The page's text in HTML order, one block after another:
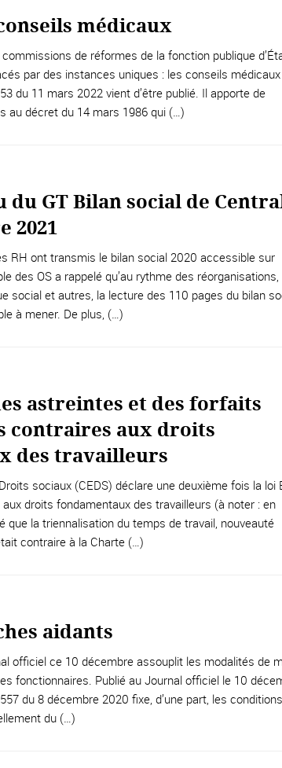
médicaux
de réformes de la fonction publique
par des instances uniques : les conseils médicaux
du 11 mars 2022 vient d’être publié. Il apporte de
au décret du 14 mars 1986 qui (…)
du GT Bilan social de
2021
RH ont transmis le bilan social 2020 accessible sur
des OS a rappelé qu’au rythme des réorganisations,
social et autres, la lecture des 110 pages du bilan
à mener. De plus, (…)
astreintes et des forfaits
contraires aux droits
des travailleurs
sociaux (CEDS) déclare une deuxième fois la loi
droits fondamentaux des travailleurs (à noter : en
que la triennalisation du temps de travail, nouveauté
contraire à la Charte (…)
aidants
officiel ce 10 décembre assouplit les modalités de
fonctionnaires. Publié au Journal officiel le 10
du 8 décembre 2020 fixe, d’une part, les conditions
du (…)